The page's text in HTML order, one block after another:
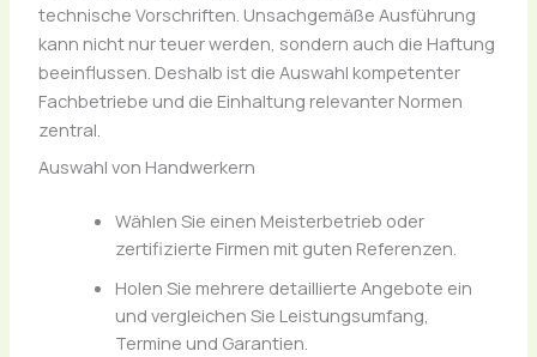
technische Vorschriften. Unsachgemäße Ausführung
kann nicht nur teuer werden, sondern auch die Haftung
beeinflussen. Deshalb ist die Auswahl kompetenter
Fachbetriebe und die Einhaltung relevanter Normen
zentral.
Auswahl von Handwerkern
Wählen Sie einen Meisterbetrieb oder
zertifizierte Firmen mit guten Referenzen.
Holen Sie mehrere detaillierte Angebote ein
und vergleichen Sie Leistungsumfang,
Termine und Garantien.